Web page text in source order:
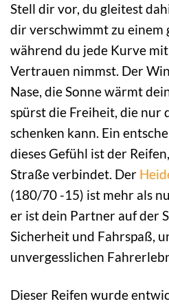
Stell dir vor, du gleitest
dir verschwimmt zu einem
während du jede Kurve
Vertrauen nimmst. Der
Nase, die Sonne wärmt
spürst die Freiheit, die nur
schenken kann. Ein
dieses Gefühl ist der
Straße verbindet. Der
(180/70 -15) ist mehr als
er ist dein Partner auf der
Sicherheit und Fahrspaß,
unvergesslichen
Dieser Reifen wurde